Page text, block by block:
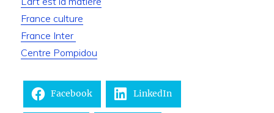
France culture
France Inter
Centre Pompidou
Facebook LinkedIn